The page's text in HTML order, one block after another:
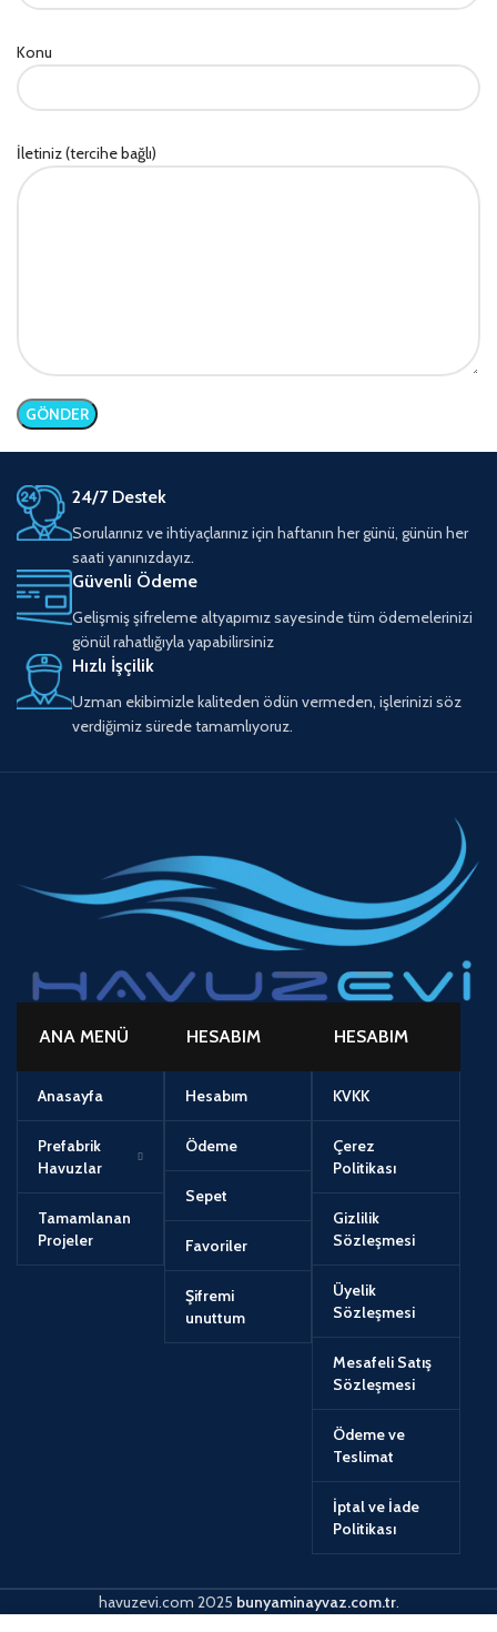
Konu
İletiniz (tercihe bağlı)
24/7 Destek
Sorularınız ve ihtiyaçlarınız için haftanın her günü, günün her
saati yanınızdayız.
Güvenli Ödeme
Gelişmiş şifreleme altyapımız sayesinde tüm ödemelerinizi
gönül rahatlığıyla yapabilirsiniz
Hızlı İşçilik
Uzman ekibimizle kaliteden ödün vermeden, işlerinizi söz
verdiğimiz sürede tamamlıyoruz.
ANA MENÜ
Anasayfa
Prefabrik
Havuzlar
Tamamlanan
Projeler
HESABIM
Hesabım
Ödeme
Sepet
Favoriler
Şifremi
unuttum
HESABIM
KVKK
Çerez
Politikası
Gizlilik
Sözleşmesi
Üyelik
Sözleşmesi
Mesafeli Satış
Sözleşmesi
Ödeme ve
Teslimat
İptal ve İade
Politikası
havuzevi.com 2025 bunyaminayvaz.com.tr.